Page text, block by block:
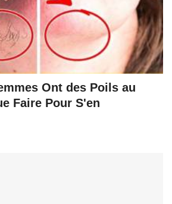
Ont des Poils au
Faire Pour S'en